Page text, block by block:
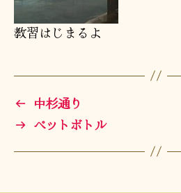
教習はじまるよ
← 中杉通り
→ ペットボトル